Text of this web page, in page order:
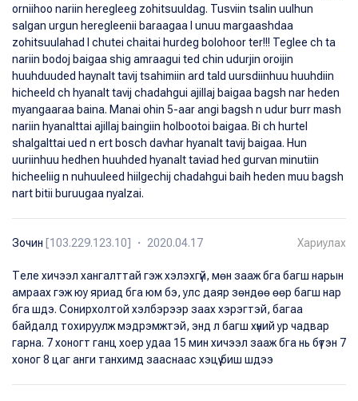
orniihoo nariin heregleeg zohitsuuldag. Tusviin tsalin uulhun
salgan urgun heregleenii baraagaa l unuu margaashdaa
zohitsuulahad l chutei chaitai hurdeg bolohoor ter!!! Teglee ch ta
nariin bodoj baigaa shig amraagui ted chin udurjin oroijin
huuhduuded haynalt tavij tsahimiin ard tald uursdiinhuu huuhdiin
hicheeld ch hyanalt tavij chadahgui ajillaj baigaa bagsh nar heden
myangaaraa baina. Manai ohin 5-aar angi bagsh n udur burr mash
nariin hyanalttai ajillaj baingiin holbootoi baigaa. Bi ch hurtel
shalgalttai ued n ert bosch davhar hyanalt tavij baigaa. Hun
uuriinhuu hedhen huuhded hyanalt taviad hed gurvan minutiin
hicheeliig n nuhuuleed hiilgechij chadahgui baih heden muu bagsh
nart bitii buruugaa nyalzai.
Зочин [103.229.123.10] ・ 2020.04.17 Хариулах
Теле хичээл хангалттай гэж хэлэхгүй, мөн зааж бга багш нарын
амраах гэж юу яриад бга юм бэ, улс даяр зөндөө өөр багш нар
бга шдэ. Сонирхолтой хэлбэрээр заах хэрэгтэй, багаа
байдалд тохируулж мэдрэмжтэй, энд л багш хүний ур чадвар
гарна. 7 хоногт ганц хоер удаа 15 мин хичээл зааж бга нь бүтэн 7
хоног 8 цаг анги танхимд зааснаас хэцүү биш шдээ